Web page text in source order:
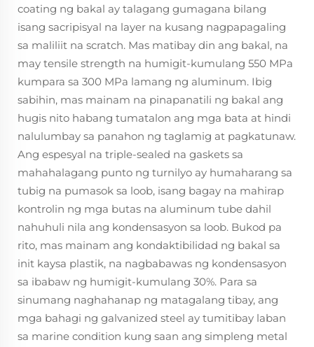
coating ng bakal ay talagang gumagana bilang
isang sacripisyal na layer na kusang nagpapagaling
sa maliliit na scratch. Mas matibay din ang bakal, na
may tensile strength na humigit-kumulang 550 MPa
kumpara sa 300 MPa lamang ng aluminum. Ibig
sabihin, mas mainam na pinapanatili ng bakal ang
hugis nito habang tumatalon ang mga bata at hindi
nalulumbay sa panahon ng taglamig at pagkatunaw.
Ang espesyal na triple-sealed na gaskets sa
mahahalagang punto ng turnilyo ay humaharang sa
tubig na pumasok sa loob, isang bagay na mahirap
kontrolin ng mga butas na aluminum tube dahil
nahuhuli nila ang kondensasyon sa loob. Bukod pa
rito, mas mainam ang kondaktibilidad ng bakal sa
init kaysa plastik, na nagbabawas ng kondensasyon
sa ibabaw ng humigit-kumulang 30%. Para sa
sinumang naghahanap ng matagalang tibay, ang
mga bahagi ng galvanized steel ay tumitibay laban
sa marine condition kung saan ang simpleng metal